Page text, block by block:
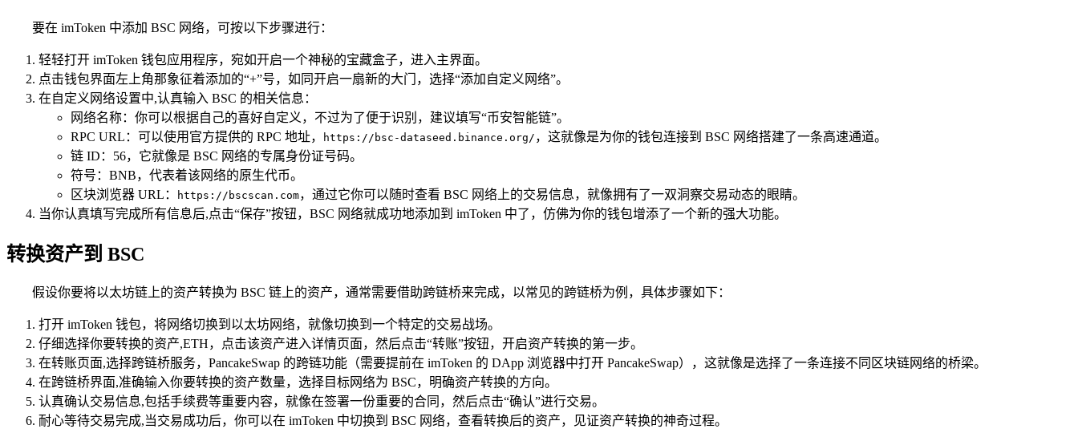
要在 imToken 中添加 BSC 网络，可按以下步骤进行：
轻轻打开 imToken 钱包应用程序，宛如开启一个神秘的宝藏盒子，进入主界面。
点击钱包界面左上角那象征着添加的“+”号，如同开启一扇新的大门，选择“添加自定义网络”。
在自定义网络设置中,认真输入 BSC 的相关信息：
网络名称：你可以根据自己的喜好自定义，不过为了便于识别，建议填写“币安智能链”。
RPC URL：可以使用官方提供的 RPC 地址，
https://bsc-dataseed.binance.org/ ，这就像是为你的钱包连接到 BSC 网络搭建了一条高速通道。
链 ID：56，它就像是 BSC 网络的专属身份证号码。
符号：BNB，代表着该网络的原生代币。
区块浏览器 URL：
https://bscscan.com，通过它你可以随时查看 BSC 网络上的交易信息，就像拥有了一双洞察交易动态的眼睛。
当你认真填写完成所有信息后,点击“保存”按钮，BSC 网络就成功地添加到 imToken 中了，仿佛为你的钱包增添了一个新的强大功能。
转换资产到 BSC
假设你要将以太坊链上的资产转换为 BSC 链上的资产，通常需要借助跨链桥来完成，以常见的跨链桥为例，具体步骤如下：
打开 imToken 钱包，将网络切换到以太坊网络，就像切换到一个特定的交易战场。
仔细选择你要转换的资产,ETH，点击该资产进入详情页面，然后点击“转账”按钮，开启资产转换的第一步。
在转账页面,选择跨链桥服务，PancakeSwap 的跨链功能（需要提前在 imToken 的 DApp 浏览器中打开 PancakeSwap），这就像是选择了一条连接不同区块链网络的桥梁。
在跨链桥界面,准确输入你要转换的资产数量，选择目标网络为 BSC，明确资产转换的方向。
认真确认交易信息,包括手续费等重要内容，就像在签署一份重要的合同，然后点击“确认”进行交易。
耐心等待交易完成,当交易成功后，你可以在 imToken 中切换到 BSC 网络，查看转换后的资产，见证资产转换的神奇过程。